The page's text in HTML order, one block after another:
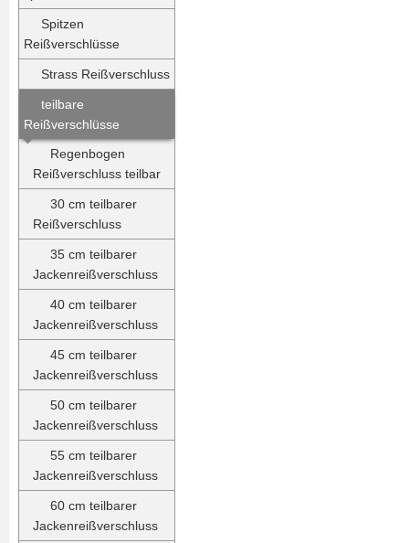
Spitzen
Reißverschlüsse
Strass Reißverschluss
teilbare
Reißverschlüsse
Regenbogen
Reißverschluss teilbar
30 cm teilbarer
Reißverschluss
35 cm teilbarer
Jackenreißverschluss
40 cm teilbarer
Jackenreißverschluss
45 cm teilbarer
Jackenreißverschluss
50 cm teilbarer
Jackenreißverschluss
55 cm teilbarer
Jackenreißverschluss
60 cm teilbarer
Jackenreißverschluss